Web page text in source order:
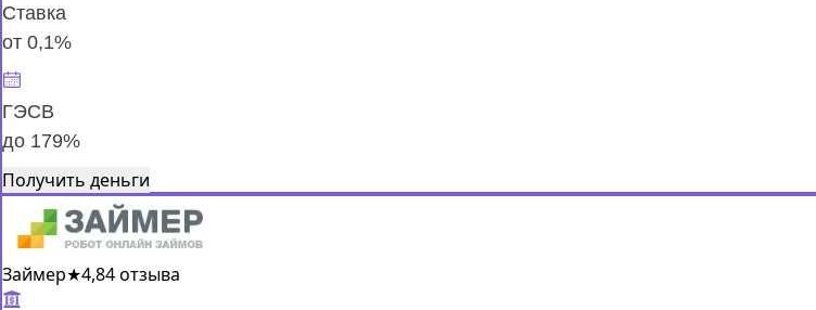
Ставка
от 0,1%
ГЭСВ
до 179%
Получить деньги
Займер★4,84 отзыва